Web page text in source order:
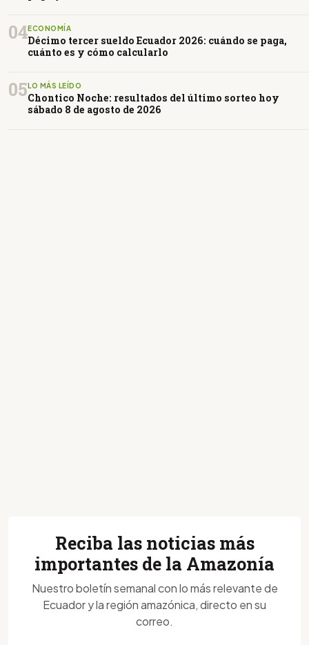
04ECONOMÍA
Décimo tercer sueldo Ecuador 2026: cuándo se paga,
cuánto es y cómo calcularlo
05LO MÁS LEÍDO
Chontico Noche: resultados del último sorteo hoy
sábado 8 de agosto de 2026
Reciba las noticias más
importantes de la Amazonía
Nuestro boletín semanal con lo más relevante de
Ecuador y la región amazónica, directo en su
correo.